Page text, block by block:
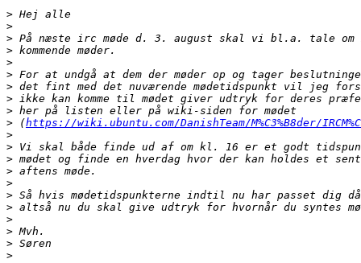
>
>
>
>
>
>
>
>
>
> (https://wiki.ubuntu.com/DanishTeam/M%C3%B8der/
>
>
>
>
>
>
>
>
>
>
>